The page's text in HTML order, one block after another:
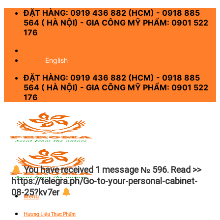
Skip
content
ĐẶT HÀNG: 0919 436 882 (HCM) - 0918 885
564 ( HÀ NỘI) - GIA CÔNG MỸ PHẨM: 0901 522
176
English
ĐẶT HÀNG: 0919 436 882 (HCM) - 0918 885
564 ( HÀ NỘI) - GIA CÔNG MỸ PHẨM: 0901 522
176
Menu
Hương Liệu Thực Phẩm
You have received 1 message № 596. Read >>
https://telegra.ph/Go-to-your-personal-cabinet-
08-25?kv7er